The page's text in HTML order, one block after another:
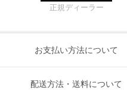
正規ディーラー
お支払い方法について
配送方法・送料について